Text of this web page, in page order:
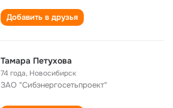
Добавить в друзья
Тамара Петухова
74 года, Новосибирск
ЗАО "Сибэнергосетьпроект"